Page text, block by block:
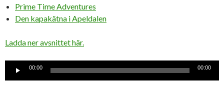
Prime Time Adventures
Den kapakätna i Apeldalen
Ladda ner avsnittet här.
Ljudspelare
00:00 00:00